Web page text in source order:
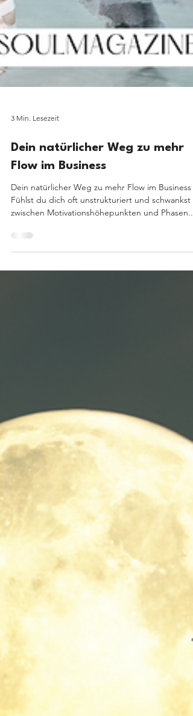
3 Min. Lesezeit
Dein natürlicher Weg zu mehr
Flow im Business
Dein natürlicher Weg zu mehr Flow im Business
zwischen Motivationshöhepunkten und Phasen...